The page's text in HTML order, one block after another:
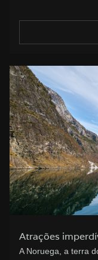
Atrações
A Noruega, a terra